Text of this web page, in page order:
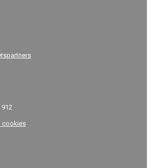
912
cookies